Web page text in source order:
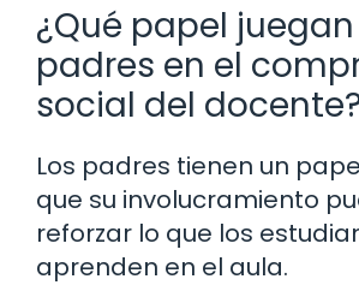
¿Qué papel
padres en el
social del
Los padres tienen un
que su involucramiento
reforzar lo que los
aprenden en el aula.